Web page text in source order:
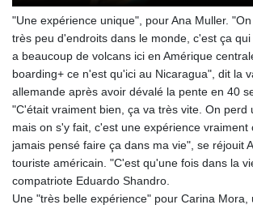
"Une expérience unique", pour Ana Muller.
très peu d'endroits dans le monde, c'est ça
a beaucoup de volcans ici en Amérique
boarding+ ce n'est qu'ici au Nicaragua", dit la
allemande après avoir dévalé la pente en 40
"C'était vraiment bien, ça va très vite. On perd
mais on s'y fait, c'est une expérience vraiment
jamais pensé faire ça dans ma vie", se réjouit
touriste américain. "C'est qu'une fois dans la
compatriote Eduardo Shandro.
Une "très belle expérience" pour Carina Mora,